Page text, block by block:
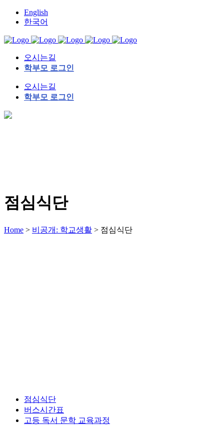
English
한국어
오시는길
학부모 로그인
오시는길
학부모 로그인
점심식단
Home > 비공개: 학교생활 > 점심식단
점심식단
버스시간표
고등 독서 문학 교육과정